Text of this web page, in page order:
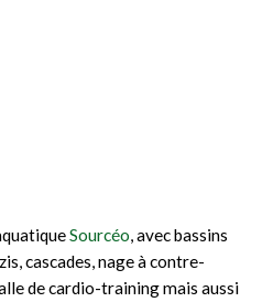
Sourcéo, avec bassins
cascades, nage à contre-
de cardio-training mais aussi